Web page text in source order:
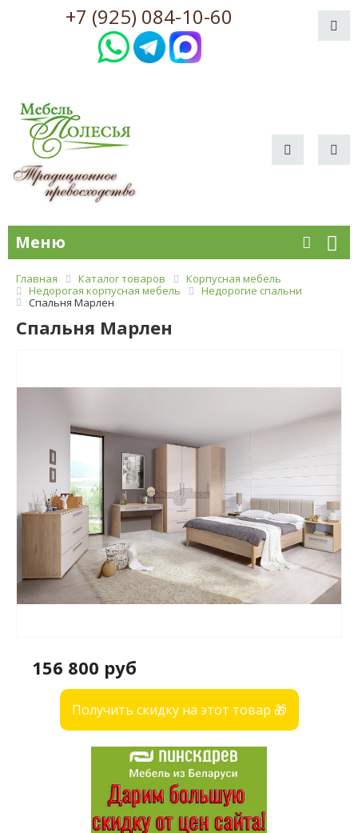
+7 (925) 084-10-60
Меню
Главная Каталог товаров
Корпусная мебель
Недорогая корпусная мебель
Недорогие спальни
Спальня Марлен
Спальня Марлен
156 800 руб
Получить скидку на этот товар 🎁